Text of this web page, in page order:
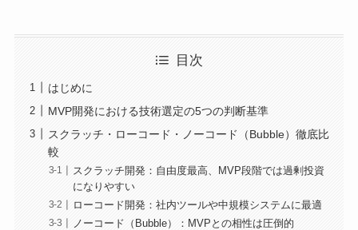
目次
はじめに
MVP開発における技術選定の5つの判断基準
スクラッチ・ローコード・ノーコード（Bubble）徹底比
較
スクラッチ開発：自由度最高、MVP段階では過剰投資
になりやすい
ローコード開発：社内ツールや中規模システムに最適
ノーコード（Bubble）：MVPとの相性は圧倒的